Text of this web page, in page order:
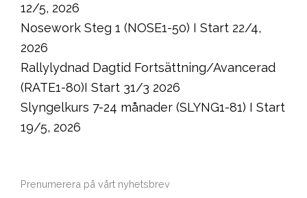
12/5, 2026
Nosework Steg 1 (NOSE1-50) I Start 22/4,
2026
Rallylydnad Dagtid Fortsättning/Avancerad
(RATE1-80)I Start 31/3 2026
Slyngelkurs 7-24 månader (SLYNG1-81) I Start
19/5, 2026
Prenumerera på vårt nyhetsbrev